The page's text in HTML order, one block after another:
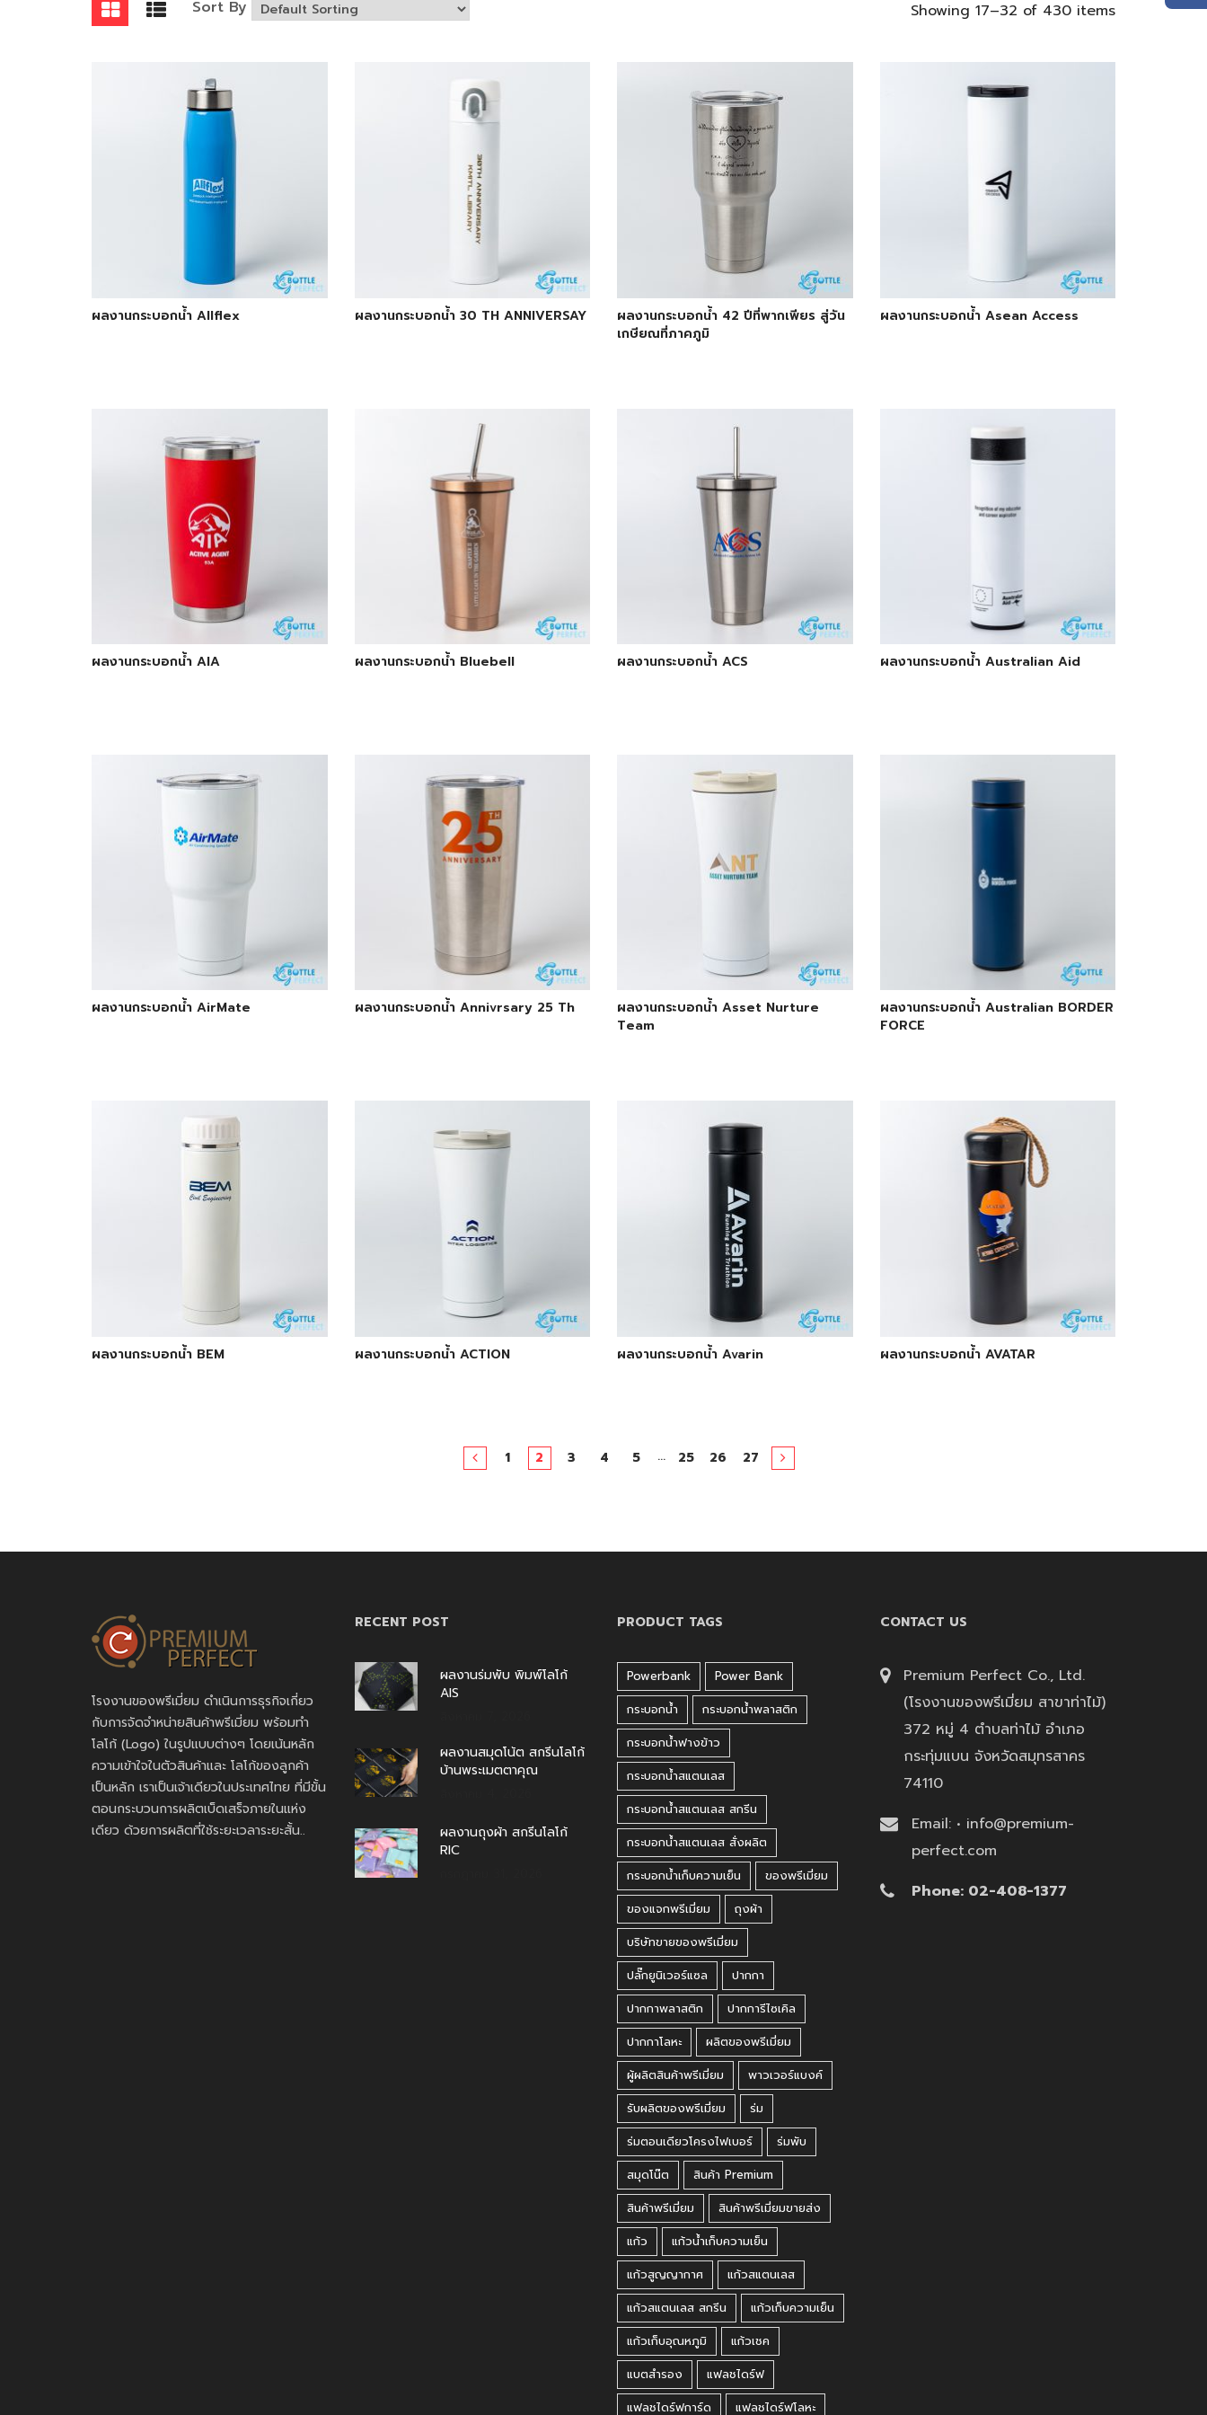
Sort By Showing 17–32 of 430 items
ผลงานกระบอกน้ำ Allflex ผลงานกระบอกน้ำ 30 TH ANNIVERSAY
ผลงานกระบอกน้ำ 42 ปีที่พากเพียร สู่วัน
เกษียณที่ภาคภูมิ
ผลงานกระบอกน้ำ Asean Access
ผลงานกระบอกน้ำ AIA ผลงานกระบอกน้ำ Bluebell ผลงานกระบอกน้ำ ACS ผลงานกระบอกน้ำ Australian Aid
ผลงานกระบอกน้ำ AirMate ผลงานกระบอกน้ำ Annivrsary 25 Th
ผลงานกระบอกน้ำ Asset Nurture
Team
ผลงานกระบอกน้ำ Australian BORDER
FORCE
ผลงานกระบอกน้ำ BEM ผลงานกระบอกน้ำ ACTION ผลงานกระบอกน้ำ Avarin ผลงานกระบอกน้ำ AVATAR
1 2 3 4 5 … 25 26 27
โรงงานของพรีเมี่ยม ดำเนินการธุรกิจเกี่ยว
กับการจัดจำหน่ายสินค้าพรีเมี่ยม พร้อมทำ
โลโก้ (Logo) ในรูปแบบต่างๆ โดยเน้นหลัก
ความเข้าใจในตัวสินค้าและ โลโก้ของลูกค้า
เป็นหลัก เราเป็นเจ้าเดียวในประเทศไทย ที่มีขั้น
ตอนกระบวนการผลิตเบ็ดเสร็จภายในแห่ง
เดียว ด้วยการผลิตที่ใช้ระยะเวลาระยะสั้น..
RECENT POST
ผลงานร่มพับ พิมพ์โลโก้
AIS
ผลงานสมุดโน้ต สกรีนโลโก้
บ้านพระเมตตาคุณ
ผลงานถุงผ้า สกรีนโลโก้
RIC
PRODUCT TAGS
Powerbank
Power Bank
กระบอกน้ำ
กระบอกน้ำพลาสติก
กระบอกน้ำฟางข้าว
กระบอกน้ำสแตนเลส
กระบอกน้ำสแตนเลส สกรีน
กระบอกน้ำสแตนเลส สั่งผลิต
กระบอกน้ำเก็บความเย็น
ของพรีเมี่ยม
ของแจกพรีเมี่ยม
ถุงผ้า
บริษัทขายของพรีเมี่ยม
ปลั๊กยูนิเวอร์แซล
ปากกา
ปากกาพลาสติก
ปากการีไซเคิล
ปากกาโลหะ
ผลิตของพรีเมี่ยม
ผู้ผลิตสินค้าพรีเมี่ยม
พาวเวอร์แบงค์
รับผลิตของพรีเมี่ยม
ร่ม
ร่มตอนเดียวโครงไฟเบอร์
ร่มพับ
สมุดโน๊ต
สินค้า Premium
สินค้าพรีเมี่ยม
สินค้าพรีเมี่ยมขายส่ง
แก้ว
แก้วน้ำเก็บความเย็น
แก้วสูญญากาศ
แก้วสแตนเลส
แก้วสแตนเลส สกรีน
แก้วเก็บความเย็น
แก้วเก็บอุณหภูมิ
แก้วเชค
แบตสำรอง
แฟลชไดร์ฟ
แฟลชไดร์ฟการ์ด
แฟลชไดร์ฟโลหะ
CONTACT US
Premium Perfect Co., Ltd.
(โรงงานของพรีเมี่ยม สาขาท่าไม้)
372 หมู่ 4 ตำบลท่าไม้ อำเภอ
กระทุ่มแบน จังหวัดสมุทรสาคร
74110
Email: • info@premium-
perfect.com
Phone: 02-408-1377